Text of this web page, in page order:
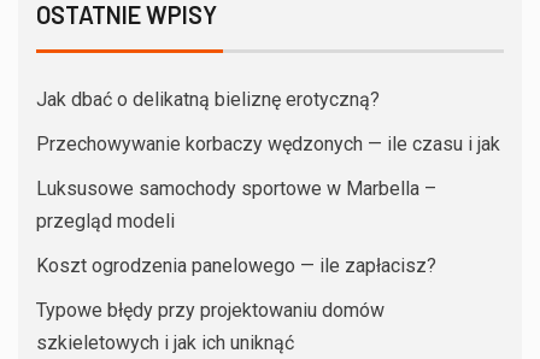
OSTATNIE WPISY
Jak dbać o delikatną bieliznę erotyczną?
Przechowywanie korbaczy wędzonych — ile czasu i jak
Luksusowe samochody sportowe w Marbella –
przegląd modeli
Koszt ogrodzenia panelowego — ile zapłacisz?
Typowe błędy przy projektowaniu domów
szkieletowych i jak ich uniknąć